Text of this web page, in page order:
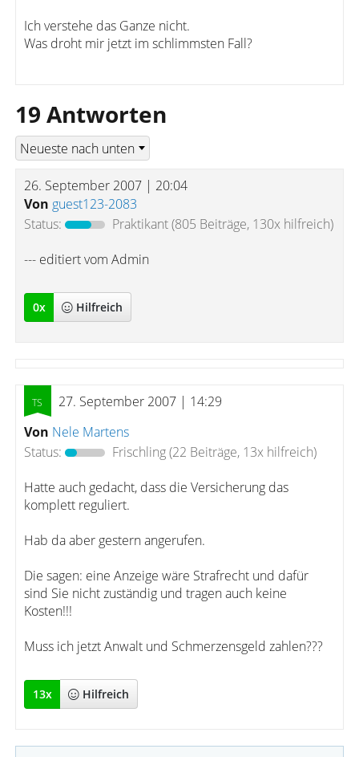
Ich verstehe das Ganze nicht.
Was droht mir jetzt im schlimmsten Fall?
19 Antworten
26. September 2007 | 20:04
Von guest123-2083
Status:
Praktikant(805 Beiträge, 130x hilfreich)
--- editiert vom Admin
0x Hilfreich
27. September 2007 | 14:29
Von Nele Martens
Status:
Frischling(22 Beiträge, 13x hilfreich)
Hatte auch gedacht, dass die Versicherung das
komplett reguliert.
Hab da aber gestern angerufen.
Die sagen: eine Anzeige wäre Strafrecht und dafür
sind Sie nicht zuständig und tragen auch keine
Kosten!!!
Muss ich jetzt Anwalt und Schmerzensgeld zahlen???
13x Hilfreich